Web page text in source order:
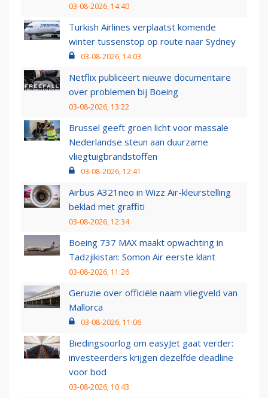
03-08-2026, 14:40
Turkish Airlines verplaatst komende
winter tussenstop op route naar Sydney
03-08-2026, 14:03
Netflix publiceert nieuwe documentaire
over problemen bij Boeing
03-08-2026, 13:22
Brussel geeft groen licht voor massale
Nederlandse steun aan duurzame
vliegtuigbrandstoffen
03-08-2026, 12:41
Airbus A321neo in Wizz Air-kleurstelling
beklad met graffiti
03-08-2026, 12:34
Boeing 737 MAX maakt opwachting in
Tadzjikistan: Somon Air eerste klant
03-08-2026, 11:26
Geruzie over officiële naam vliegveld van
Mallorca
03-08-2026, 11:06
Biedingsoorlog om easyJet gaat verder:
investeerders krijgen dezelfde deadline
voor bod
03-08-2026, 10:43